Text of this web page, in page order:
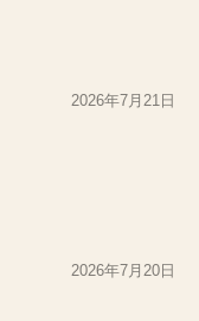
2026年7月21日
2026年7月20日